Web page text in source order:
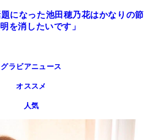
になった池田穂乃花はかなりの節
を消したいです」
グラビアニュース
オススメ
人気